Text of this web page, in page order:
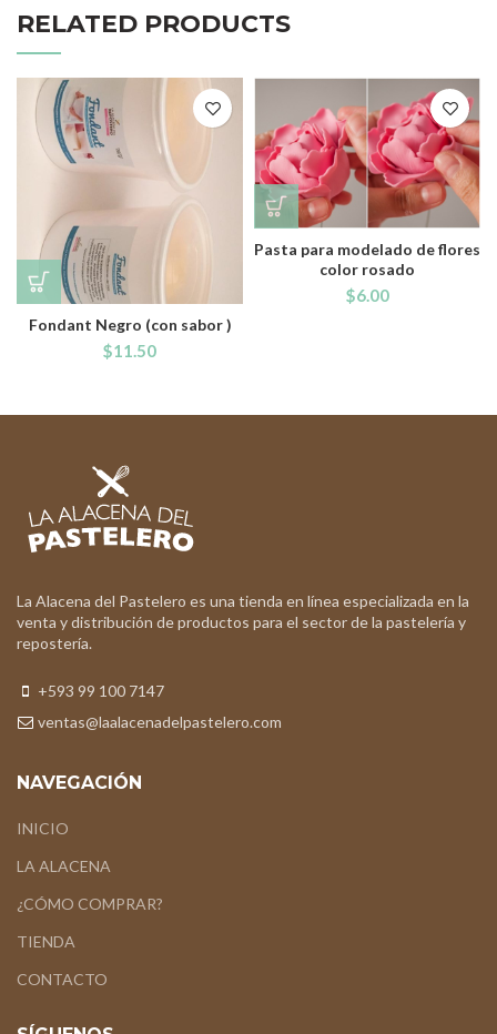
RELATED PRODUCTS
Fondant Negro (con sabor )
$11.50
Pasta para modelado de flores
color rosado
$6.00
La Alacena del Pastelero es una tienda en línea especializada en la
venta y distribución de productos para el sector de la pastelería y
repostería.
+593 99 100 7147
ventas@laalacenadelpastelero.com
NAVEGACIÓN
INICIO
LA ALACENA
¿CÓMO COMPRAR?
TIENDA
CONTACTO